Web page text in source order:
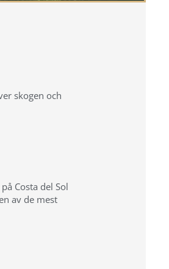
skogen och
Costa del Sol
av de mest